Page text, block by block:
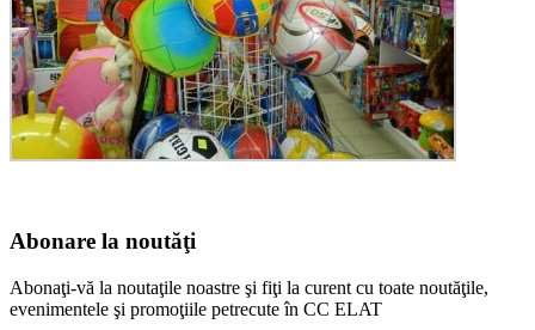
Abonare la noutăţi
Abonaţi-vă la noutaţile noastre şi fiţi la curent cu toate noutăţile,
evenimentele şi promoţiile petrecute în CC ELAT